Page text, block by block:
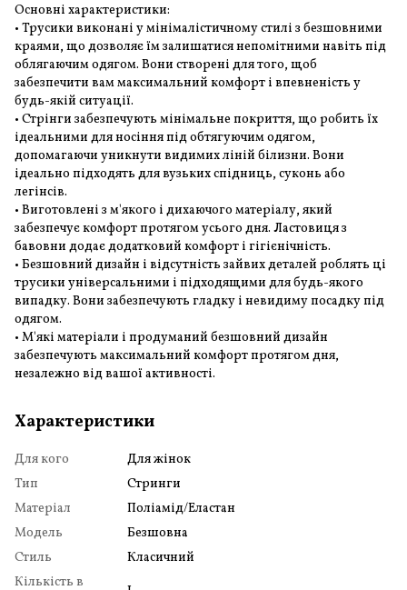
Основні характеристики:
• Трусики виконані у мінімалістичному стилі з безшовними
краями, що дозволяє їм залишатися непомітними навіть під
облягаючим одягом. Вони створені для того, щоб
забезпечити вам максимальний комфорт і впевненість у
будь-якій ситуації.
• Стрінги забезпечують мінімальне покриття, що робить їх
ідеальними для носіння під обтягуючим одягом,
допомагаючи уникнути видимих ліній білизни. Вони
ідеально підходять для вузьких спідниць, суконь або
легінсів.
• Виготовлені з м'якого і дихаючого матеріалу, який
забезпечує комфорт протягом усього дня. Ластовиця з
бавовни додає додатковий комфорт і гігієнічність.
• Безшовний дизайн і відсутність зайвих деталей роблять ці
трусики універсальними і підходящими для будь-якого
випадку. Вони забезпечують гладку і невидиму посадку під
одягом.
• М'які матеріали і продуманий безшовний дизайн
забезпечують максимальний комфорт протягом дня,
незалежно від вашої активності.
Характеристики
Для кого
Для жінок
Тип
Стринги
Матеріал
Поліамід/Еластан
Модель
Безшовна
Стиль
Класичний
Кількість в